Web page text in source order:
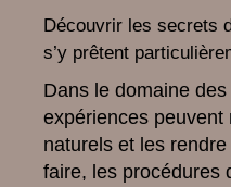
Découvrir les secrets
s’y prêtent
Dans le domaine
expériences peuvent
naturels et les
faire, les procédures